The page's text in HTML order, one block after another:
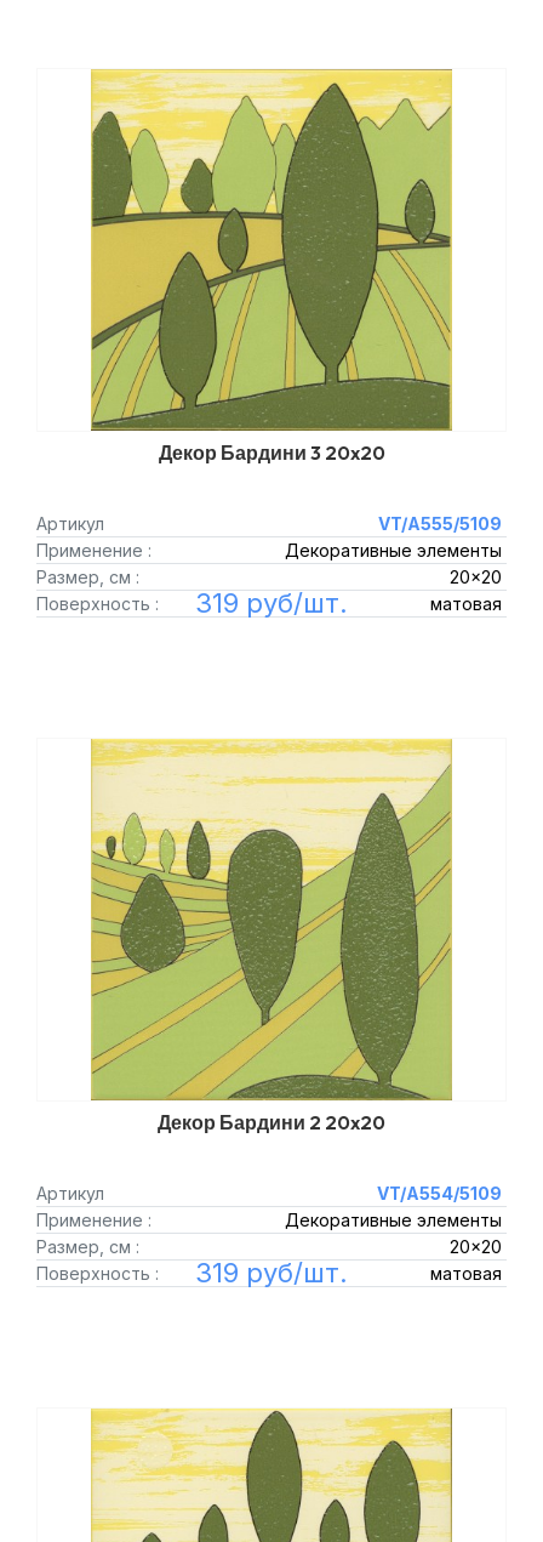
Декор Бардини 3 20x20
Артикул
VT/A555/5109
Применение :
Декоративные элементы
Размер, см :
20x20
Поверхность :
матовая
319 руб/шт.
Декор Бардини 2 20x20
Артикул
VT/A554/5109
Применение :
Декоративные элементы
Размер, см :
20x20
Поверхность :
матовая
319 руб/шт.